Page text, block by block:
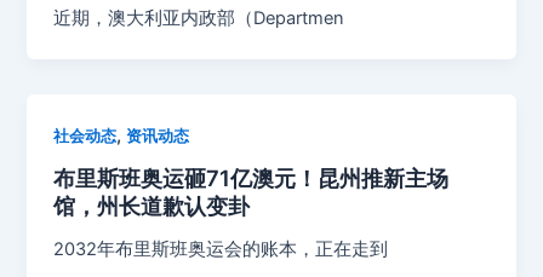
近期，澳大利亚内政部（Departmen
社会动态,资讯动态
布里斯班奥运砸71亿澳元！昆州推新主场
馆，州长道歉认变卦
2032年布里斯班奥运会的账本，正在走到